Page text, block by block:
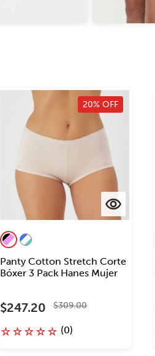
20% OFF
Panty Cotton Stretch Corte
Bóxer 3 Pack Hanes Mujer
$247.20 $309.00
☆☆☆☆☆ (0)